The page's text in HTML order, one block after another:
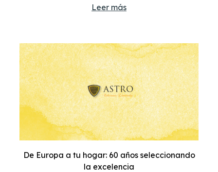
Leer más
De Europa a tu hogar: 60 años seleccionando
la excelencia